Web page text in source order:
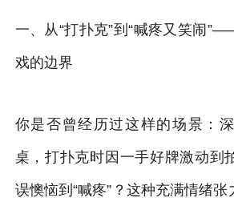
一、从“打扑克”到“喊疼又笑闹
戏的边界
你是否曾经历过这样的场景：
桌，打扑克时因一手好牌激动到
误懊恼到“喊疼”？这种充满情绪